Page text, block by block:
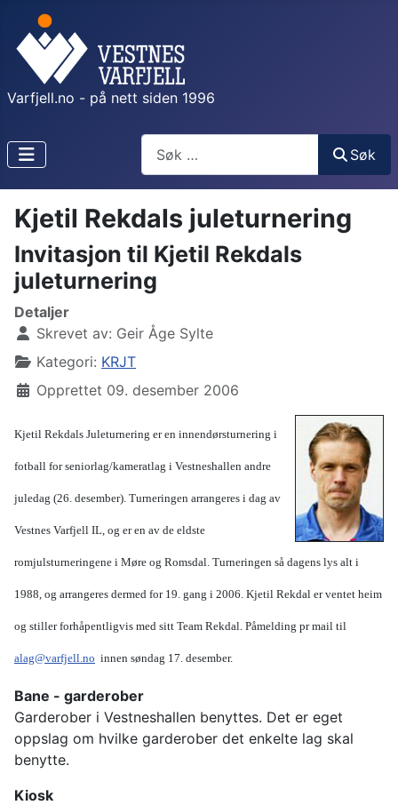
Varfjell.no - på nett siden 1996
Søk
Kjetil Rekdals juleturnering
Invitasjon til Kjetil Rekdals
juleturnering
Detaljer
Skrevet av: Geir Åge Sylte
Kategori: KRJT
Opprettet 09. desember 2006
Kjetil Rekdals Juleturnering er en innendørsturnering i
fotball for seniorlag/kameratlag i Vestneshallen andre
juledag (26. desember). Turneringen arrangeres i dag av
Vestnes Varfjell IL, og er en av de eldste
romjulsturneringene i Møre og Romsdal. Turneringen så dagens lys alt i
1988, og arrangeres dermed for 19. gang i 2006. Kjetil Rekdal er ventet heim
og stiller forhåpentligvis med sitt Team Rekdal. Påmelding pr mail til
alag@varfjell.no innen søndag 17. desember.
Bane - garderober
Garderober i Vestneshallen benyttes. Det er eget
oppslag om hvilke garderober det enkelte lag skal
benytte.
Kiosk